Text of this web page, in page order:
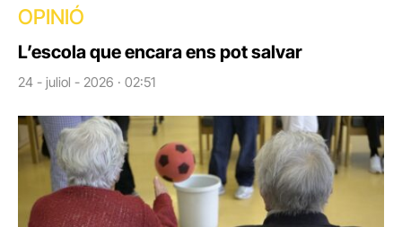
OPINIÓ
L’escola que encara ens pot salvar
24 - juliol - 2026 · 02:51